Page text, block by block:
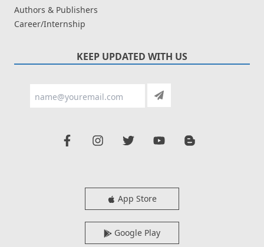
Authors & Publishers
Career/Internship
KEEP UPDATED WITH US
App Store
Google Play